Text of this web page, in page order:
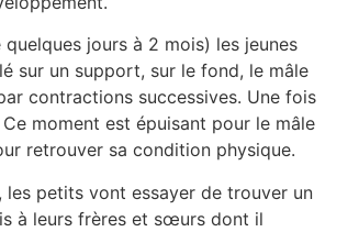
jours à 2 mois) les jeunes
sur un support, sur le fond, le mâle
contractions successives. Une fois
moment est épuisant pour le mâle
retrouver sa condition physique.
les petits vont essayer de trouver un
à leurs frères et sœurs dont il